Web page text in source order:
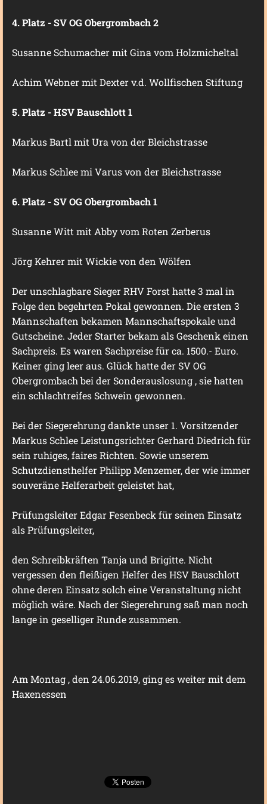
4. Platz - SV OG Obergrombach 2
Susanne Schumacher mit Gina vom Holzmicheltal
Achim Webner mit Dexter v.d. Wollfìschen Stiftung
5. Platz - HSV Bauschlott 1
Markus Bartl mit Ura von der Bleichstrasse
Markus Schlee mi Varus von der Bleichstrasse
6. Platz - SV OG Obergrombach 1
Susanne Witt mit Abby vom Roten Zerberus
Jörg Kehrer mit Wickie von den Wölfen
Der unschlagbare Sieger RHV Forst hatte 3 mal in
Folge den begehrten Pokal gewonnen. Die ersten 3
Mannschaften bekamen Mannschaftspokale und
Gutscheine. Jeder Starter bekam als Geschenk einen
Sachpreis. Es waren Sachpreise für ca. 1500.- Euro.
Keiner ging leer aus. Glück hatte der SV OG
Obergrombach bei der Sonderauslosung , sie hatten
ein schlachtreifes Schwein gewonnen.
Bei der Siegerehrung dankte unser 1. Vorsitzender
Markus Schlee Leistungsrichter Gerhard Diedrich für
sein ruhiges, faires Richten. Sowie unserem
Schutzdiensthelfer Philipp Menzemer, der wie immer
souveräne Helferarbeit geleistet hat,
Prüfungsleiter Edgar Fesenbeck für seinen Einsatz
als Prüfungsleiter,
den Schreibkräften Tanja und Brigitte. Nicht
vergessen den fleißigen Helfer des HSV Bauschlott
ohne deren Einsatz solch eine Veranstaltung nicht
möglich wäre. Nach der Siegerehrung saß man noch
lange in geselliger Runde zusammen.
Am Montag , den 24.06.2019, ging es weiter mit dem
Haxenessen